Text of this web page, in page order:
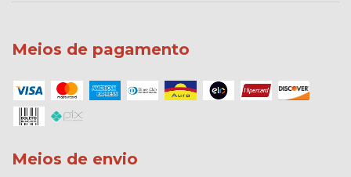
Meios de pagamento
Meios de envio